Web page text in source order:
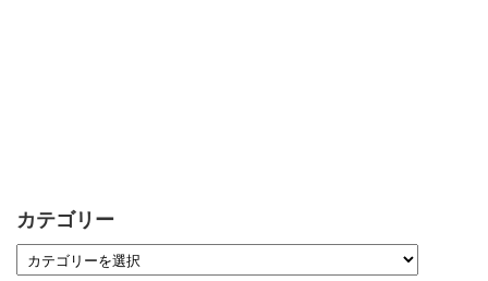
カテゴリー